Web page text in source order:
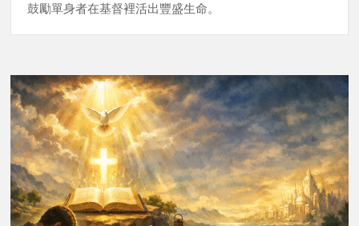
鼓勵單身者在基督裡活出豐盛生命。